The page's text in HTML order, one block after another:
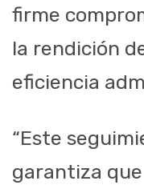
firme
la rendición
eficiencia
“Este
garantiza